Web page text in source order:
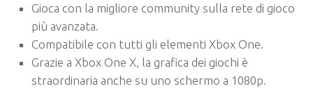
Gioca con la migliore community sulla rete di gioco
più avanzata.
Compatibile con tutti gli elementi Xbox One.
Grazie a Xbox One X, la grafica dei giochi è
straordinaria anche su uno schermo a 1080p.